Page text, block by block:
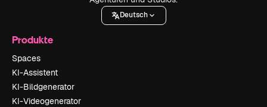
Deutsch
Produkte
Spaces
KI-Assistent
KI-Bildgenerator
KI-Videogenerator